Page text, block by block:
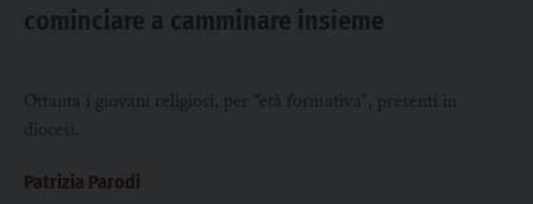
cominciare a camminare insieme
Ottanta i giovani religiosi, per "età formativa", presenti in
diocesi.
Patrizia Parodi